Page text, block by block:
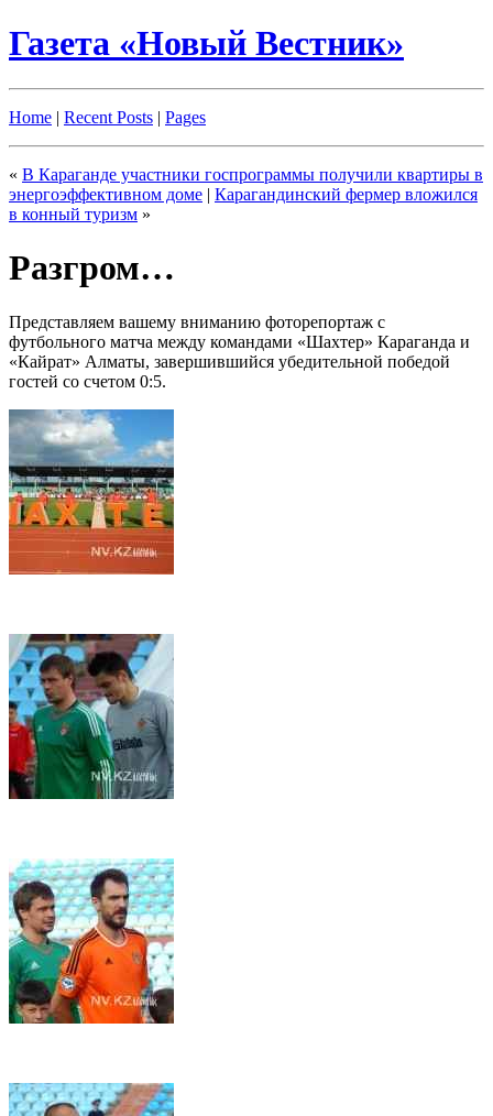
Газета «Новый Вестник»
Home | Recent Posts | Pages
« В Караганде участники госпрограммы получили квартиры в
энергоэффективном доме | Карагандинский фермер вложился
в конный туризм »
Разгром…
Представляем вашему вниманию фоторепортаж с
футбольного матча между командами «Шахтер» Караганда и
«Кайрат» Алматы, завершившийся убедительной победой
гостей со счетом 0:5.